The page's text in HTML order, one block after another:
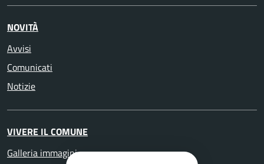
NOVITÀ
Avvisi
Comunicati
Notizie
VIVERE IL COMUNE
Galleria immagini